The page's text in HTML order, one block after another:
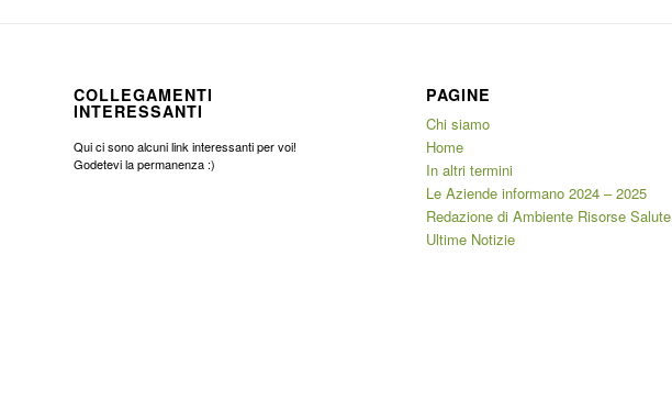
COLLEGAMENTI
INTERESSANTI
Qui ci sono alcuni link interessanti per voi!
Godetevi la permanenza :)
PAGINE
Chi siamo
Home
In altri termini
Le Aziende informano 2024 – 2025
Redazione di Ambiente Risorse Salute
Ultime Notizie